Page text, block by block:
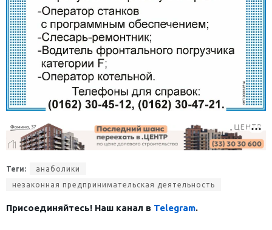
Теги:
анаболики
незаконная предпринимательская деятельность
Присоединяйтесь! Наш канал в Telegram.